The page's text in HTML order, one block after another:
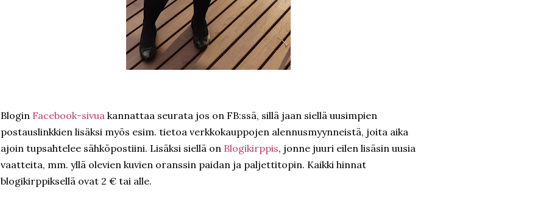
Blogin Facebook-sivua kannattaa seurata jos on FB:ssä, sillä jaan siellä uusimpien
postauslinkkien lisäksi myös esim. tietoa verkkokauppojen alennusmyynneistä, joita aika
ajoin tupsahtelee sähköpostiini. Lisäksi siellä on Blogikirppis, jonne juuri eilen lisäsin uusia
vaatteita, mm. yllä olevien kuvien oranssin paidan ja paljettitopin. Kaikki hinnat
blogikirppiksellä ovat 2 € tai alle.